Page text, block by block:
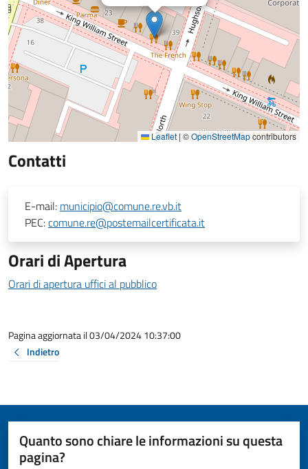
Leaflet | ©OpenStreetMapcontributors
Contatti
E-mail: municipio@comune.re.vb.it
PEC:comune.re@postemailcertificata.it
Orari di Apertura
Orari di apertura uffici al pubblico
Pagina aggiornata il 03/04/2024 10:37:00
Indietro
Quanto sono chiare le informazioni su questa
pagina?